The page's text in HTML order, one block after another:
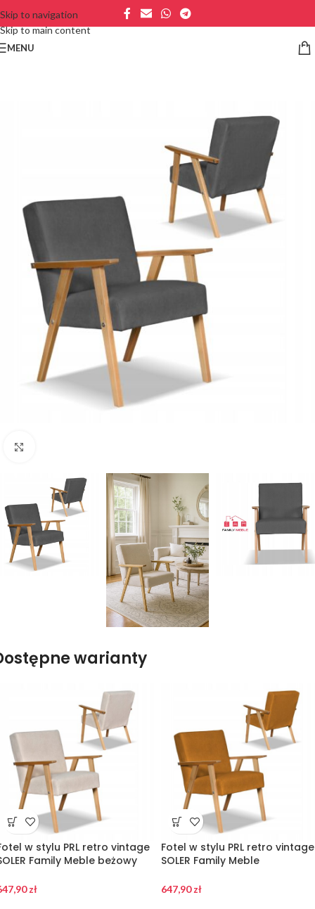
Skip to navigation
Skip to main content
MENU
warianty
w stylu PRL retro vintage
Family Meble beżowy
zł
Fotel w stylu PRL retro vintage
SOLER Family Meble
647,90zł